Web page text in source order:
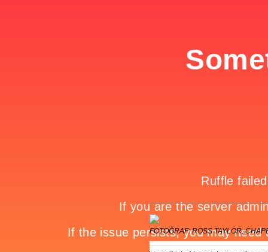
FOTOĞRAF: ROSS TAYLOR,